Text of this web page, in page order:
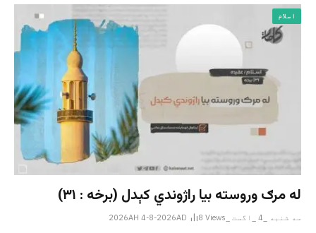
اسلام
له مرګ وروسته بیا راژوندي کېدل (برخه : ۳۱)
سه شنبه _4 _اگست _2026AH 4-8-2026AD 8 Views